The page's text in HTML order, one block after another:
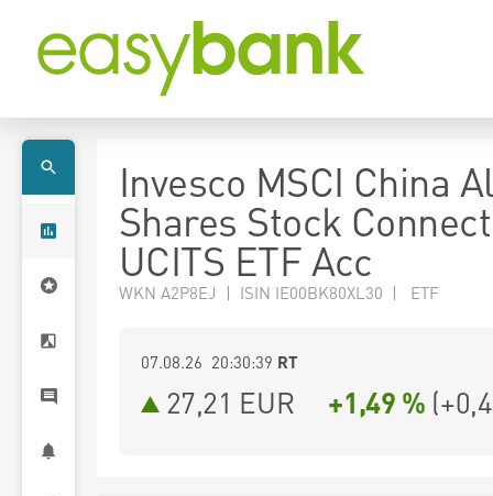
Invesco MSCI China
Shares Stock Connect
UCITS ETF Acc
WKN A2P8EJ | ISIN IE00BK80XL30 | ETF
07.08.26 20:30:39 RT
27,21 EUR +1,49 % (